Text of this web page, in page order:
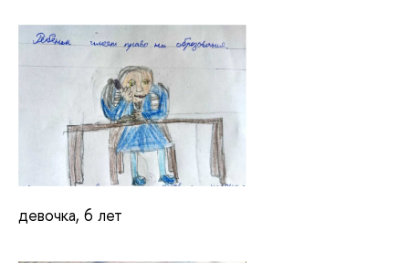
девочка, 6 лет